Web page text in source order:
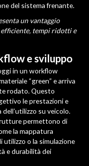
del sistema frenante.
un vantaggio
tempi ridotti e
e sviluppo
in un workflow
“green” e arriva
rodato. Questo
le prestazioni e
su veicolo.
permettono di
la mappatura
utilizzo o la simulazione
e durabilità dei